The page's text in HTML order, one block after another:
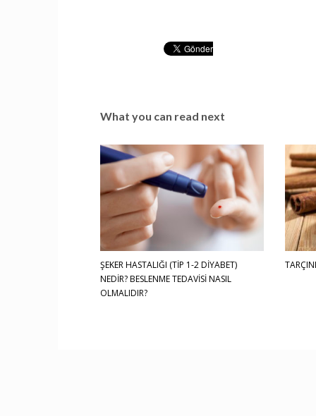
What you can read next
ŞEKER HASTALIĞI (TİP 1-2 DİYABET)
NEDİR? BESLENME TEDAVİSİ NASIL
OLMALIDIR?